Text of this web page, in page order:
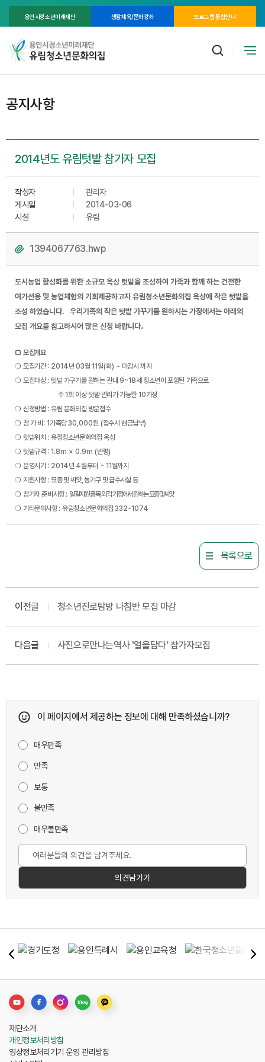
용인시청소년미래재단 생활체육/문화강좌 프로그램 통합안내
공지사항
2014년도 유림텃밭 참가자 모집
작성자
관리자
게시일
2014-03-06
시설
유림
1394067763.hwp
도시농업 활성화를 위한 소규모 옥상 텃밭을 조성하여 가족과 함께 하는 건전한
여가선용 및 농업체험의 기회제공하고자 유림청소년문화의집 옥상에 작은 텃밭을
조성 하였습니다. 우리가족의 작은 텃밭 가꾸기를 원하시는 가정에서는 아래의
모집 개요를 참고하시어 많은 신청 바랍니다.
□ 모집개요
❍ 모집기간: 2014년03월 11일(화) ~ 마감시 까지
❍ 모집대상: 텃밭 가구기를 원하는관내9~18세 청소년이 포함된 가족으로
주 1회 이상 텃밭 관리가 가능한 10가정
❍ 신청방법 : 유림 문화의집 방문접수
❍ 참 가 비: 1가족당30,000원 (접수시 현금납부)
❍ 텃밭위치 : 유청청소년문화의집 옥상
❍ 텃밭규격 : 1.8m × 0.9m (반평)
❍ 운영시기 : 2014년 4월부터 ~ 11월까지
❍ 지원사항 : 묘종 및 씨앗,농기구 및 급수시설 등
❍ 참가자 준비사항 : 일괄지원 품목 외 각 가정에서 원하는 묘종 및 씨앗
❍ 기타문의사항 :유림청소년문화의집332-1074
목록으로
이전글 청소년진로탐방 나침반 모집 마감
다음글 사진으로만나는역사 '얼을담다' 참가자모집
이 페이지에서 제공하는 정보에 대해 만족하셨습니까?
매우만족
만족
보통
불만족
매우불만족
재단소개
개인정보처리방침
영상정보처리기기 운영 관리방침